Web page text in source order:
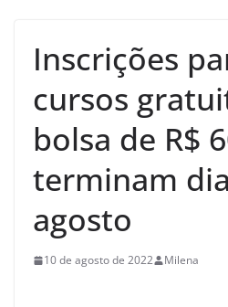
Inscrições
cursos
bolsa de R$
terminam
agosto
10 de agosto de 2022 Milena